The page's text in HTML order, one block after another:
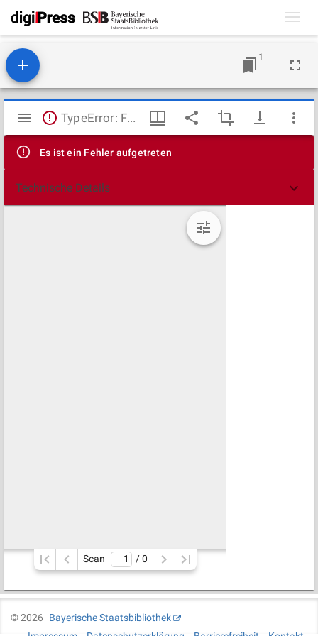
1
Mirador
Viewer
TypeError: Failed to fetch
Es ist ein Fehler aufgetreten
Technische Details
Scan / 0
©2026
Bayerische Staatsbibliothek